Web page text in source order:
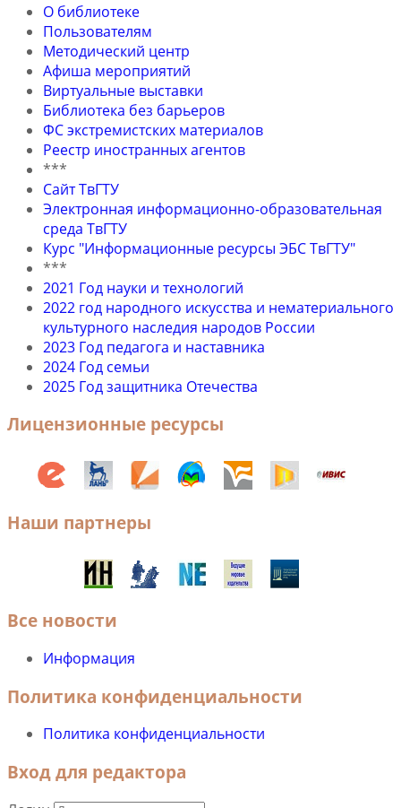
О библиотеке
Пользователям
Методический центр
Афиша мероприятий
Виртуальные выставки
Библиотека без барьеров
ФС экстремистских материалов
Реестр иностранных агентов
***
Сайт ТвГТУ
Электронная информационно-образовательная
среда ТвГТУ
Курс "Информационные ресурсы ЭБС ТвГТУ"
***
2021 Год науки и технологий
2022 год народного искусства и нематериального
культурного наследия народов России
2023 Год педагога и наставника
2024 Год семьи
2025 Год защитника Отечества
Лицензионные ресурсы
Наши партнеры
Все новости
Информация
Политика конфиденциальности
Политика конфиденциальности
Вход для редактора